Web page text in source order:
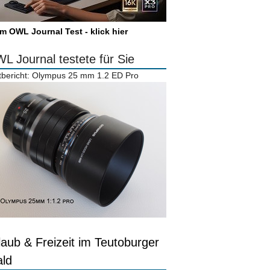
OWL Journal Test - klick hier
Journal testete für Sie
Olympus 25 mm 1.2 ED Pro
& Freizeit im Teutoburger